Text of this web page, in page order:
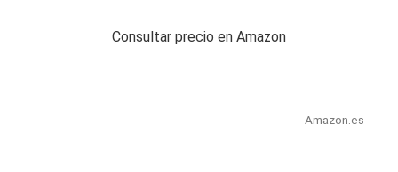
Consultar precio en Amazon
Amazon.es